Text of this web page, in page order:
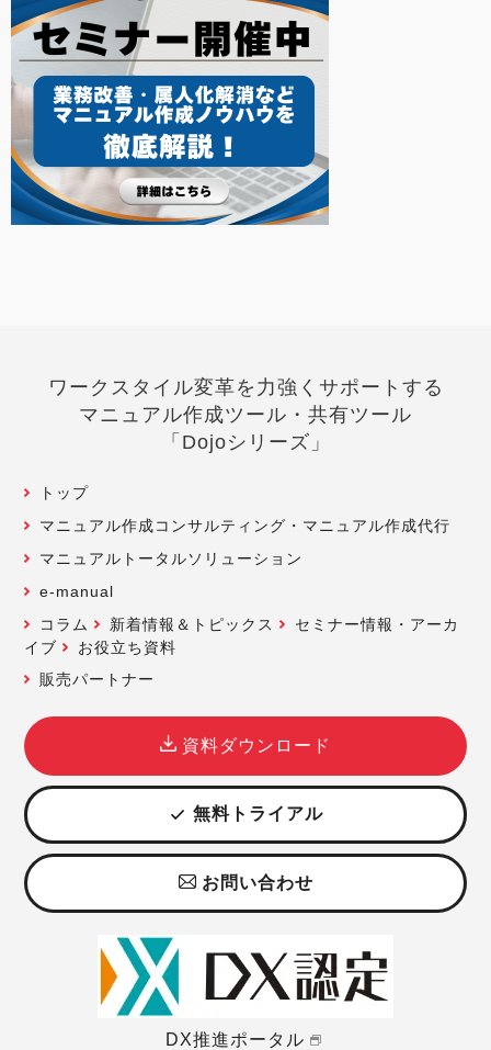
ワークスタイル変革を力強くサポートする
マニュアル作成ツール・共有ツール
「Dojoシリーズ」
トップ
マニュアル作成コンサルティング・マニュアル作成代行
マニュアルトータルソリューション
e-manual
コラム
新着情報＆トピックス
セミナー情報・アーカ
イブ
お役立ち資料
販売パートナー
資料ダウンロード
無料トライアル
お問い合わせ
DX推進ポータル